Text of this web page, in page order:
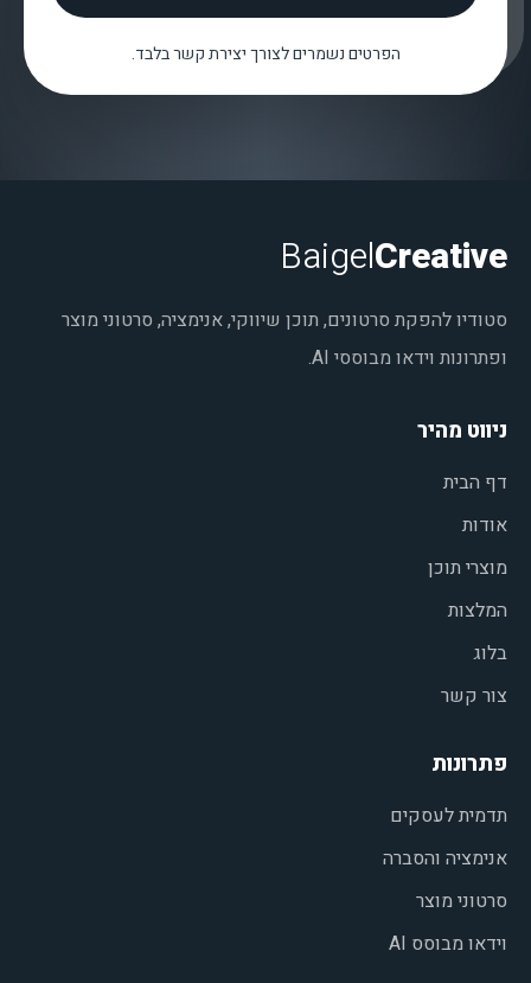
הפרטים נשמרים לצורך יצירת קשר בלבד.
BaigelCreative
סטודיו להפקת סרטונים, תוכן שיווקי, אנימציה, סרטוני מוצר
ופתרונות וידאו מבוססי AI.
ניווט מהיר
דף הבית
אודות
מוצרי תוכן
המלצות
בלוג
צור קשר
פתרונות
תדמית לעסקים
אנימציה והסברה
סרטוני מוצר
וידאו מבוסס AI